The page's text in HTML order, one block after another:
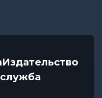
Издательство